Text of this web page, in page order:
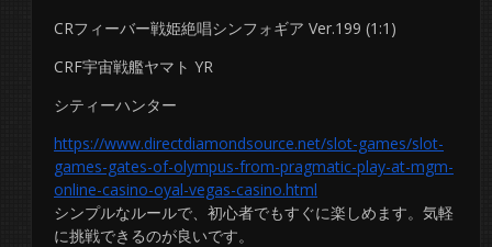
CRフィーバー戦姫絶唱シンフォギア Ver.199 (1:1)
CRF宇宙戦艦ヤマト YR
シティーハンター
https://www.directdiamondsource.net/slot-games/slot-
games-gates-of-olympus-from-pragmatic-play-at-mgm-
online-casino-oyal-vegas-casino.html
シンプルなルールで、初心者でもすぐに楽しめます。気軽
に挑戦できるのが良いです。